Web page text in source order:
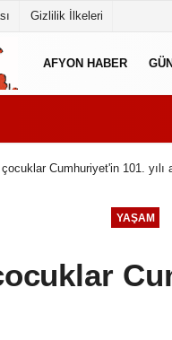
Gizlilik İlkeleri
AFYON HABER
çocuklar Cumhuriyet'in 101. yılı
YAŞAM